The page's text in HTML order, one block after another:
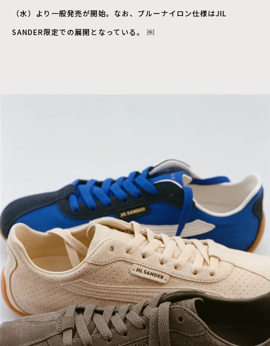
（水）より一般発売が開始。なお、ブルーナイロン仕様はJIL
SANDER限定での展開となっている。 ￼